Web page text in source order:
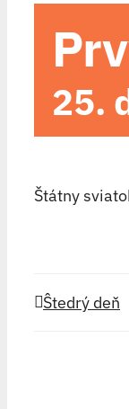
25.
Štátny
Ŝtedrý deň